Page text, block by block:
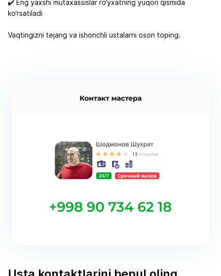
✔️ Eng yaxshi mutaxassislar ro‘yxatning yuqori qismida
ko‘rsatiladi
Vaqtingizni tejang va ishonchli ustalarni oson toping.